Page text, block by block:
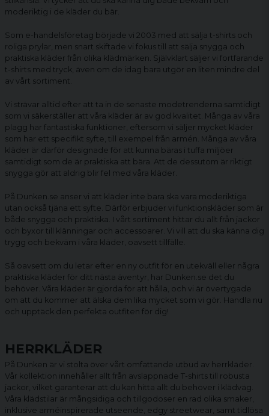
moderiktig i de kläder du bär.
Som e-handelsföretag började vi 2003 med att sälja t-shirts och
roliga prylar, men snart skiftade vi fokus till att sälja snygga och
praktiska kläder från olika klädmärken. Självklart säljer vi fortfarande
t-shirts med tryck, även om de idag bara utgör en liten mindre del
av vårt sortiment.
Vi strävar alltid efter att ta in de senaste modetrenderna samtidigt
som vi säkerställer att våra kläder är av god kvalitet. Många av våra
plagg har fantastiska funktioner, eftersom vi säljer mycket kläder
som har ett specifikt syfte, till exempel från armén. Många av våra
kläder är därför designade för att kunna bäras i tuffa miljöer
samtidigt som de är praktiska att bära. Att de dessutom är riktigt
snygga gör att aldrig blir fel med våra kläder.
På Dunken.se anser vi att kläder inte bara ska vara moderiktiga
utan också tjäna ett syfte. Därför erbjuder vi funktionskläder som är
både snygga och praktiska. I vårt sortiment hittar du allt från jackor
och byxor till klänningar och accessoarer. Vi vill att du ska känna dig
trygg och bekväm i våra kläder, oavsett tillfälle.
Så oavsett om du letar efter en ny outfit för en utekväll eller några
praktiska kläder för ditt nästa äventyr, har Dunken.se det du
behöver. Våra kläder är gjorda för att hålla, och vi är övertygade
om att du kommer att älska dem lika mycket som vi gör. Handla nu
och upptäck den perfekta outfiten för dig!
HERRKLÄDER
På Dunken är vi stolta över vårt omfattande utbud av herrkläder.
Vår kollektion innehåller allt från avslappnade T-shirts till robusta
jackor , vilket garanterar att du kan hitta allt du behöver i klädväg.
Våra klädstilar är mångsidiga och tillgodoser en rad olika smaker,
inklusive arméinspirerade utseende, edgy streetwear, samt tidlösa